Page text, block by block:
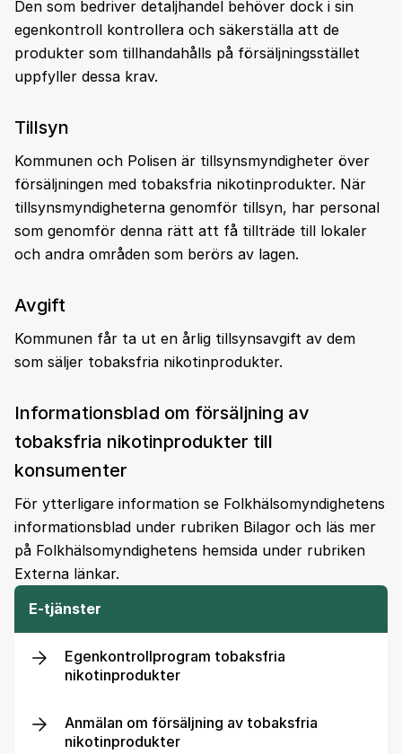
Den som bedriver detaljhandel behöver dock i sin
egenkontroll kontrollera och säkerställa att de
produkter som tillhandahålls på försäljningsstället
uppfyller dessa krav.
Tillsyn
Kommunen och Polisen är tillsynsmyndigheter över
försäljningen med tobaksfria nikotinprodukter. När
tillsynsmyndigheterna genomför tillsyn, har personal
som genomför denna rätt att få tillträde till lokaler
och andra områden som berörs av lagen.
Avgift
Kommunen får ta ut en årlig tillsynsavgift av dem
som säljer tobaksfria nikotinprodukter.
Informationsblad om försäljning av
tobaksfria nikotinprodukter till
konsumenter
För ytterligare information se Folkhälsomyndighetens
informationsblad under rubriken Bilagor och läs mer
på Folkhälsomyndighetens hemsida under rubriken
Externa länkar.
E-tjänster
Egenkontrollprogram tobaksfria
nikotinprodukter
Anmälan om försäljning av tobaksfria
nikotinprodukter